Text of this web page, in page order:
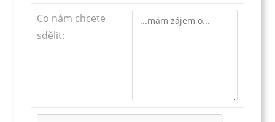
Co nám chcete
sdělit: